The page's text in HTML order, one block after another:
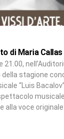
di Maria Callas
21.00,
stagione
“Luis
alla voce originale